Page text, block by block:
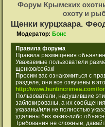
с
т
ц
и
Форум Крымских
охоту и
Щенки курцхаара.
Модератор: Бонс
Правила форума
Правила размещения
Уважаемые пользователи
щенков/собак!
Просим вас ознакомиться с
разделе, они все озвучены в
http://www.huntincrimea.com/
Пользователи, нарушившие
заблокированы, а их
указаны/или не полностью
удалены без каких-либо
Требования не сложные,